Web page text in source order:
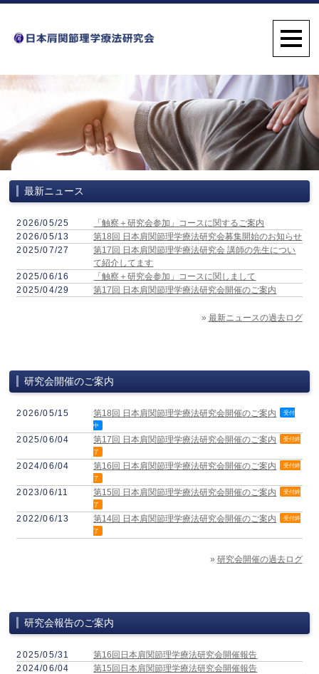
最新ニュース
2026/05/25
「触察＋研究会参加」コースに関するご案内
2026/05/13
第18回 日本肩関節理学療法研究会募集開始のお知らせ
2025/07/27
第17回 日本肩関節理学療法研究会 講師の先生につい
て紹介してます
2025/06/16
「触察＋研究会参加」コースに関しまして
2025/04/29
第17回 日本肩関節理学療法研究会開催のご案内
» 最新ニュースの過去ログ
研究会開催のご案内
2026/05/15 第18回 日本肩関節理学療法研究会開催のご案内
受付
中
2025/06/04 第17回 日本肩関節理学療法研究会開催のご案内
受付終
了
2024/06/04 第16回 日本肩関節理学療法研究会開催のご案内
受付終
了
2023/06/11 第15回 日本肩関節理学療法研究会開催のご案内
受付終
了
2022/06/13 第14回 日本肩関節理学療法研究会開催のご案内
受付終
了
» 研究会開催の過去ログ
研究会報告のご案内
2025/05/31
第16回日本肩関節理学療法研究会開催報告
2024/06/04
第15回日本肩関節理学療法研究会開催報告